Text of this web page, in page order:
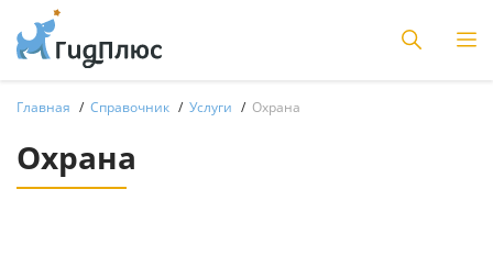
Главная Справочник Услуги Охрана
Охрана